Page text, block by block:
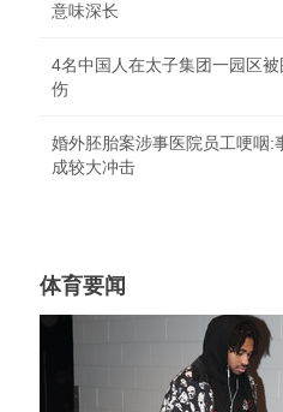
意味深长
4名中国人在太子集团一园区
伤
婚外胚胎案涉事医院员工哽咽:
成较大冲击
体育要闻